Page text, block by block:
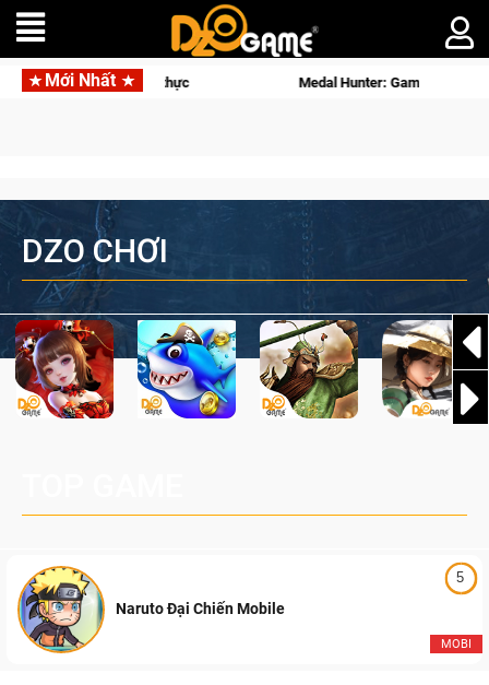
Mới Nhất Medal Hunter: Game bắn súng PvP tọa độ đỉnh cao
DZO CHƠI
5
MOBI
Naruto Đại Chiến Mobile